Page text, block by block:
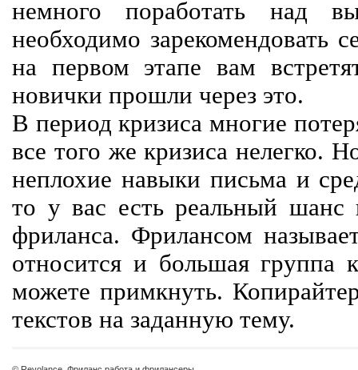
немного поработать над
необходимо зарекомендовать
на первом этапе вам
новички прошли через это.
В период кризиса многие
все того же кризиса нелегко.
неплохие навыки письма и
то у вас есть реальный шанс
фриланса. Фрилансом
относится и большая группа
можете примкнуть.
текстов на заданную тему.